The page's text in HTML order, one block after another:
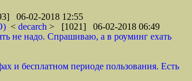
06-02-2018 12:55
< decarch > [1021] 06-02-2018 06:49
не надо. Спрашиваю, а в роуминг ехать
и бесплатном периоде пользования. Есть